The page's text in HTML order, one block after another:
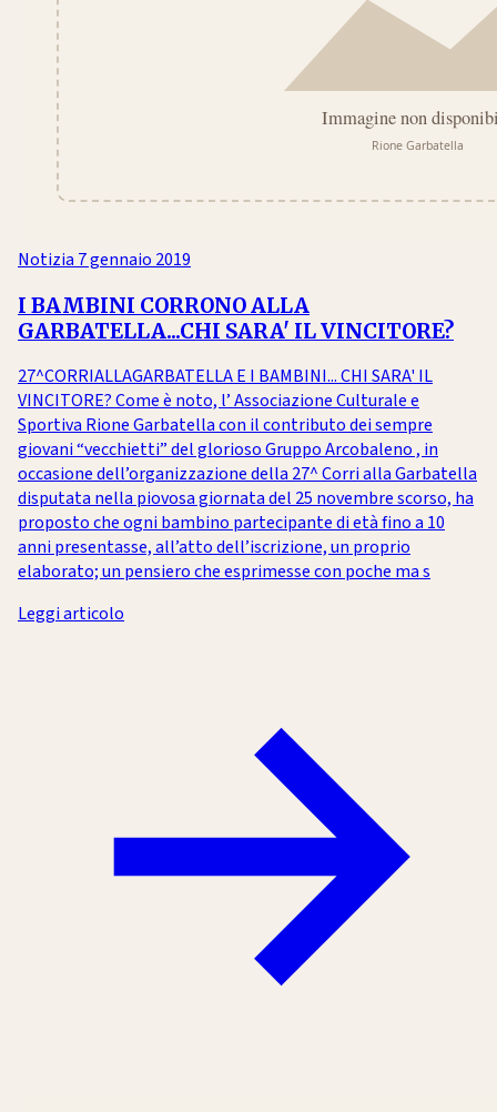
Notizia 7 gennaio 2019
I BAMBINI CORRONO ALLA
GARBATELLA...CHI SARA' IL VINCITORE?
27^CORRIALLAGARBATELLA E I BAMBINI... CHI SARA' IL
VINCITORE? Come è noto, l’ Associazione Culturale e
Sportiva Rione Garbatella con il contributo dei sempre
giovani “vecchietti” del glorioso Gruppo Arcobaleno , in
occasione dell’organizzazione della 27^ Corri alla Garbatella
disputata nella piovosa giornata del 25 novembre scorso, ha
proposto che ogni bambino partecipante di età fino a 10
anni presentasse, all’atto dell’iscrizione, un proprio
elaborato; un pensiero che esprimesse con poche ma s
Leggi articolo